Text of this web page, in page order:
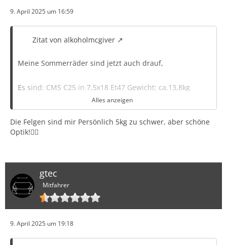
9. April 2025 um 16:59
Zitat von alkoholmcgiver
Meine Sommerräder sind jetzt auch drauf,
Es sind: CMS C25 in 7,5x18 Et47 Gewicht: ca.13,8kg
Reifen: Firestone Firehawk Sport 215/35R18 Gewicht
9,6kg
Eingetragen ohne Probleme
Alles anzeigen
Die Felgen sind mir Persönlich 5kg zu schwer, aber schöne
Optik!👍🏻
gtec
Mitfahrer
9. April 2025 um 19:18